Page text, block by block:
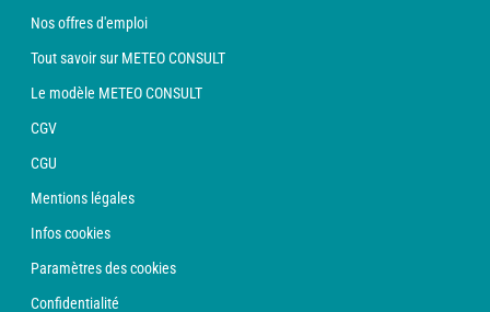
Nos offres d'emploi
Tout savoir sur METEO CONSULT
Le modèle METEO CONSULT
CGV
CGU
Mentions légales
Infos cookies
Paramètres des cookies
Confidentialité